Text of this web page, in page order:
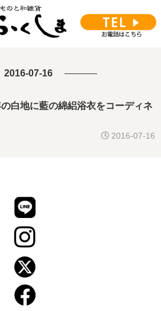
2016-07-16
白地に藍の綿絽浴衣をコーディネ
2016-07-16